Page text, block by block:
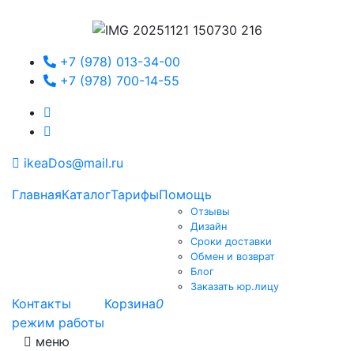
+7 (978) 013-34-00
+7 (978) 700-14-55
ikeaDos@mail.ru
ГлавнаяКаталогТарифыПомощь
Отзывы
Дизайн
Сроки доставки
Обмен и возврат
Блог
Заказать юр.лицу
Контакты
режим работы
Корзина0
меню